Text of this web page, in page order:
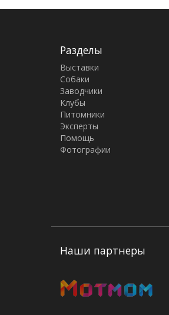
Разделы
Выставки
Собаки
Заводчики
Клубы
Питомники
Эксперты
Помощь
Фотографии
Наши партнеры